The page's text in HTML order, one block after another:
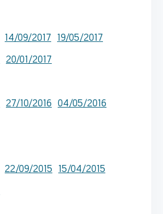
14/09/2017 19/05/2017
20/01/2017
27/10/2016 04/05/2016
22/09/2015 15/04/2015